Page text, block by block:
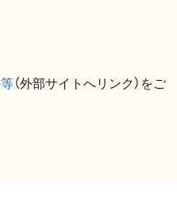
（外部サイトへリンク）をご